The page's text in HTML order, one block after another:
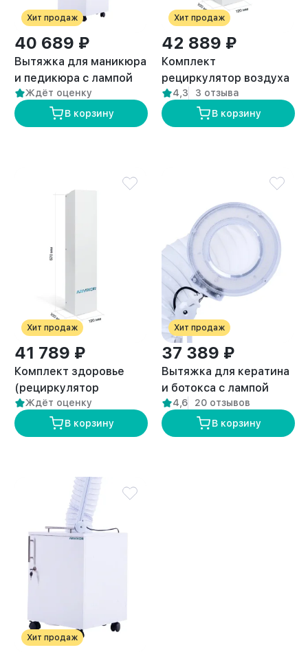
Хит продаж
40 689 ₽
Вытяжка для маникюра
и педикюра с лампой
премиум “ANVIKOR VC-
AIR-3” + Комплект
пылевых фильтров (5
Ждёт оценку
В корзину
Хит продаж
42 889 ₽
Комплект
рециркулятор воздуха
+ вытяжка для
кератина и ботокса с
лампой
4,3
3 отзыва
В корзину
Хит продаж
41 789 ₽
Комплект здоровье
(рециркулятор
воздуха и вытяжка
премиум VC-AIR-3)
Ждёт оценку
В корзину
Хит продаж
37 389 ₽
Вытяжка для кератина
и ботокса с лампой
“ANVIKOR VC-AIR-5”
4,6
20 отзывов
В корзину
Хит продаж